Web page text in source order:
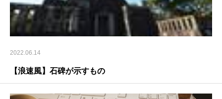
2022.06.14
【浪速風】石碑が示すもの